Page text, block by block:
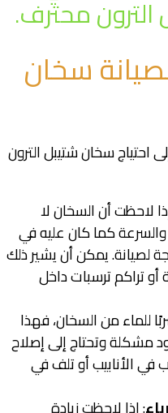
الترون محترف.
سخان
احتياج سخان شتيبل الترون
لاحظت أن السخان لا
كما كان عليه في
لصيانة. يمكن أن يشير ذلك
تراكم ترسبات داخل
للماء من السخان، فهذا
مشكلة وتحتاج إلى إصلاح
في الأنابيب أو تلف في